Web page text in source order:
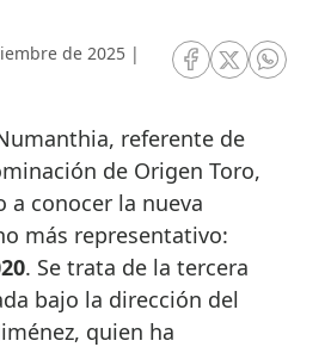
de 2025 |
RRSS Facebook
RRSSRRSS
de Origen Toro,
a conocer la nueva
más representativo:
. Se trata de la tercera
bajo la dirección del
quien ha